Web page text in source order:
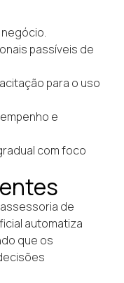
passíveis de
para o uso
e
com foco
assessoria de
automatiza
que os